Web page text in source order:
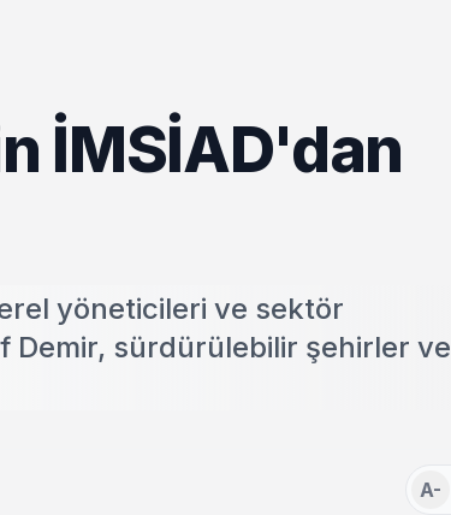
İMSİAD'dan
yöneticileri ve sektör
Demir, sürdürülebilir şehirler ve
A-